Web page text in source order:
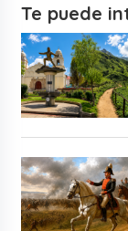
Te puede